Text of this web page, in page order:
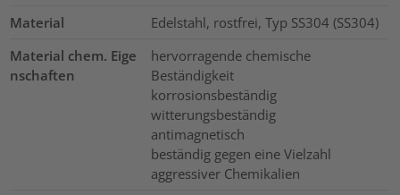
Material
Edelstahl, rostfrei, Typ SS304 (SS304)
Material chem. Eige
nschaften
hervorragende chemische
Beständigkeit
korrosionsbeständig
witterungsbeständig
antimagnetisch
beständig gegen eine Vielzahl
aggressiver Chemikalien